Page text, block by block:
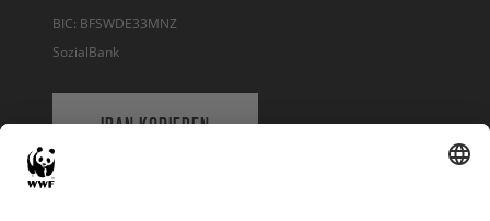
BIC: BFSWDE33MNZ
SozialBank
IBAN KOPIEREN